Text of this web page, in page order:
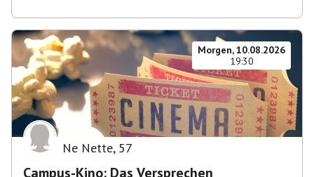
Morgen, 10.08.2026
19:30
Ne Nette, 57
Campus-Kino: Das Versprechen